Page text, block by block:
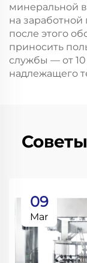
минеральной
на заработной
после этого
приносить
службы — от
надлежащего
09
Mar